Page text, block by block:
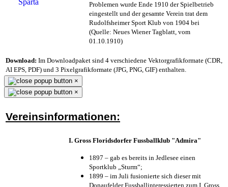
Problemen wurde Ende 1910 der Spielbetrieb
eingestellt und der gesamte Verein trat dem
Rudolfsheimer Sport Klub von 1904 bei
(Quelle: Neues Wiener Tagblatt, vom
01.10.1910)
Download: Im Downloadpaket sind 4 verschiedene Vektorgrafikformate (CDR,
AI EPS, PDF) und 3 Pixelgrafikformate (JPG, PNG, GIF) enthalten.
×
×
Vereinsinformationen:
I. Gross Floridsdorfer Fussballklub "Admira"
1897 – gab es bereits in Jedlesee einen
Sportklub „Sturm“;
1899 – im Juli fusionierte sich dieser mit
Donaufelder Fussballinteressierten zum I. Gross